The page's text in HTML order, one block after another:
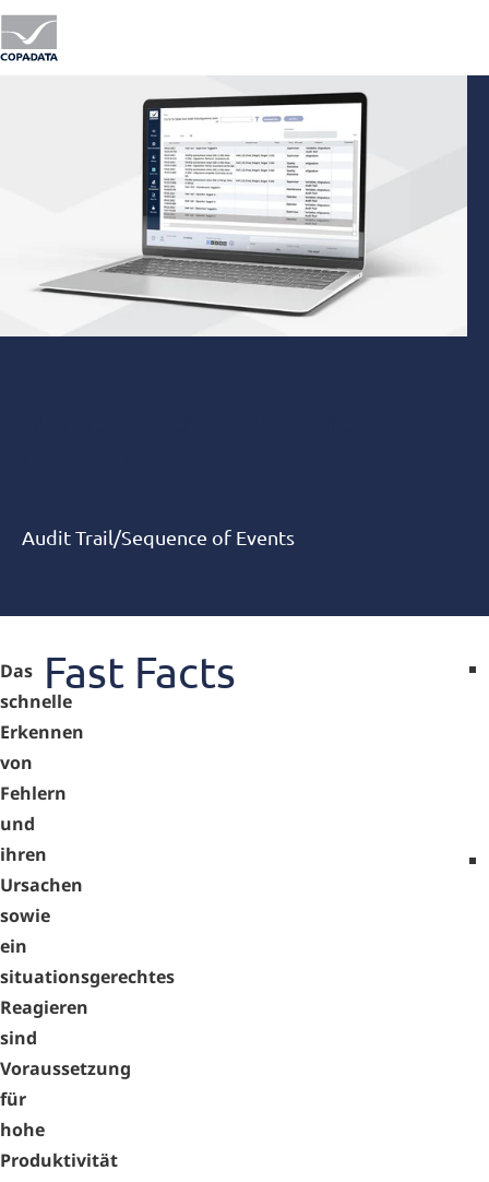
Audit Trail/Sequence of Events
Das
schnelle
Erkennen
von
Fehlern
und
ihren
Ursachen
sowie
ein
situationsgerechtes
Reagieren
sind
Voraussetzung
für
hohe
Produktivität
Fast Facts